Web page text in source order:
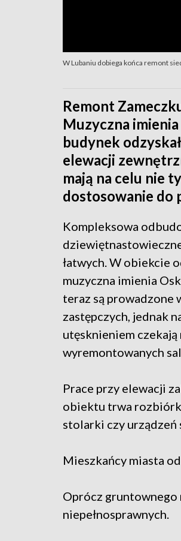
W Lubaniu dobiega końca remont
Remont
Muzyczna
budynek
elewacji
mają na celu nie
dostosowanie do
Kompleksowa
łatwych. W obiekcie
muzyczna imienia
teraz są prowadzone
zastępczych, jednak
utęsknieniem
wyremontowanych sal.
Prace przy elewacji
obiektu trwa
stolarki czy urządzeń
Mieszkańcy miasta
Oprócz gruntownego
niepełnosprawnych.